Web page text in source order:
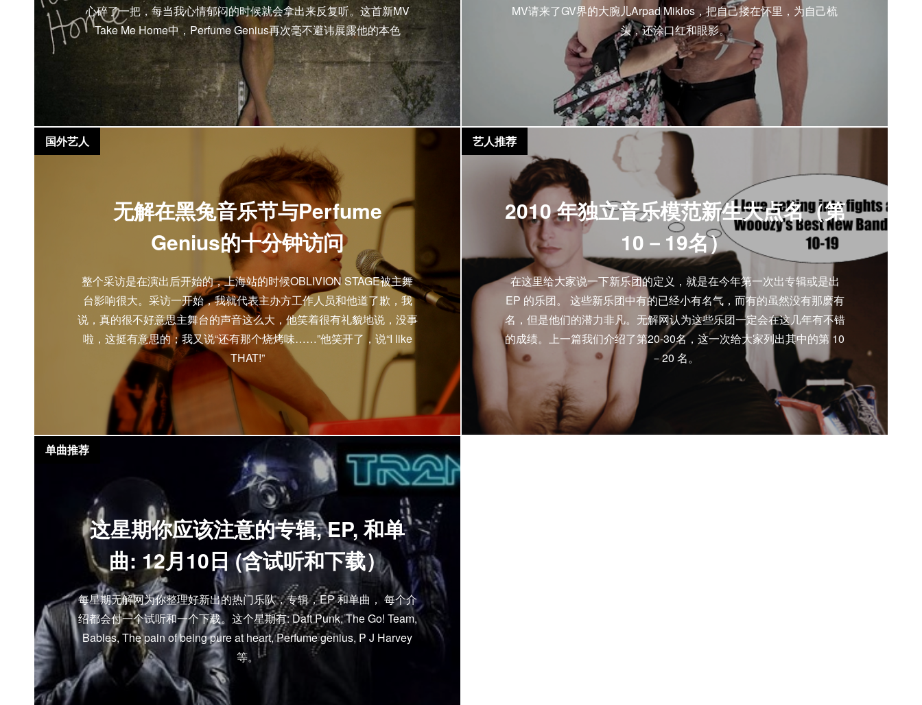
心碎了一把，每当我心情郁闷的时候就会拿出来反复听。这首新MV
Take Me Home中，Perfume Genius再次毫不避讳展露他的本色
MV请来了GV界的大腕儿Arpad Miklos，把自己搂在怀里，为自己梳
头，还涂口红和眼影。
无解在黑兔音乐节与Perfume
Genius的十分钟访问
整个采访是在演出后开始的，上海站的时候OBLIVION STAGE被主舞
台影响很大。采访一开始，我就代表主办方工作人员和他道了歉，我
说，真的很不好意思主舞台的声音这么大，他笑着很有礼貌地说，没事
啦，这挺有意思的；我又说“还有那个烧烤味……”他笑开了，说“I like
THAT!”
国外艺人
2010 年独立音乐模范新生大点名（第
10－19名）
在这里给大家说一下新乐团的定义，就是在今年第一次出专辑或是出
EP 的乐团。 这些新乐团中有的已经小有名气，而有的虽然没有那麽有
名，但是他们的潜力非凡。无解网认为这些乐团一定会在这几年有不错
的成绩。上一篇我们介绍了第20-30名，这一次给大家列出其中的第 10
－20 名。
艺人推荐
这星期你应该注意的专辑, EP, 和单
曲: 12月10日 (含试听和下载）
每星期无解网为你整理好新出的热门乐队，专辑，EP 和单曲， 每个介
绍都会付一个试听和一个下载。这个星期有: Daft Punk, The Go! Team,
Babies, The pain of being pure at heart, Perfume genius, P J Harvey
等。
单曲推荐